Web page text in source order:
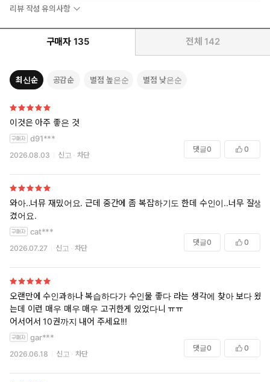
리뷰 작성 유의사항
구매자 135 전체 142
최신순 공감순 별점 높은순 별점 낮은순
이것은 아주 좋은 것
d91***
2026.08.03 신고 차단
댓글0 0
와아..너뮤 재밌어요. 근데 중간에 좀 복잡하기도 한데 수인이..너무 잘생
겼어요.
cat***
2026.07.27 신고 차단
댓글0 0
오랜만에 수인과하나 복습하다가 수인물 좋다 라는 생각에 찾아 보다 왔
는데 이런 매우 매우 매우 고귀한게 있었다니 ㅠㅠ
어서어서 10권까지 내어 주세요!!!
gar***
2026.06.18 신고 차단
댓글0 0